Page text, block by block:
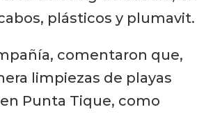
plásticos y plumavit.
comentaron que,
limpiezas de playas
en Punta Tique, como